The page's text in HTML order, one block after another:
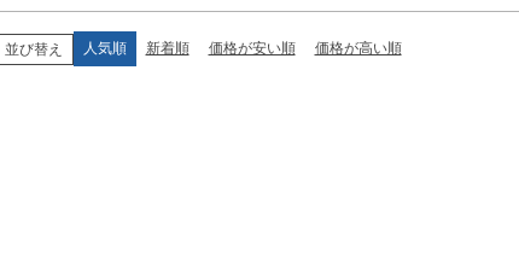
並び替え 人気順 新着順 価格が安い順 価格が高い順